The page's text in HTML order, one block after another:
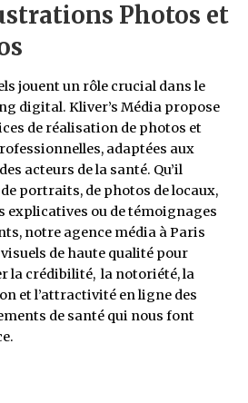
Photos et
jouent un rôle crucial dans le
digital. Kliver’s Média propose
de réalisation de photos et
adaptées aux
acteurs de la santé. Qu’il
de portraits, de photos de locaux,
explicatives ou de témoignages
notre agence média à Paris
visuels de haute qualité pour
la crédibilité, la notoriété, la
et l’attractivité en ligne des
de santé qui nous font